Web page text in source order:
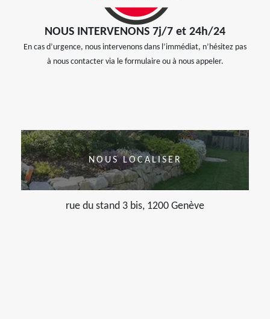
NOUS INTERVENONS 7j/7 et 24h/24
En cas d’urgence, nous intervenons dans l’immédiat, n’hésitez pas
à nous contacter via le formulaire ou à nous appeler.
NOUS LOCALISER
rue du stand 3 bis, 1200 Genève